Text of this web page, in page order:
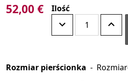
52,00 € Ilość
Rozmiar pierścionka -